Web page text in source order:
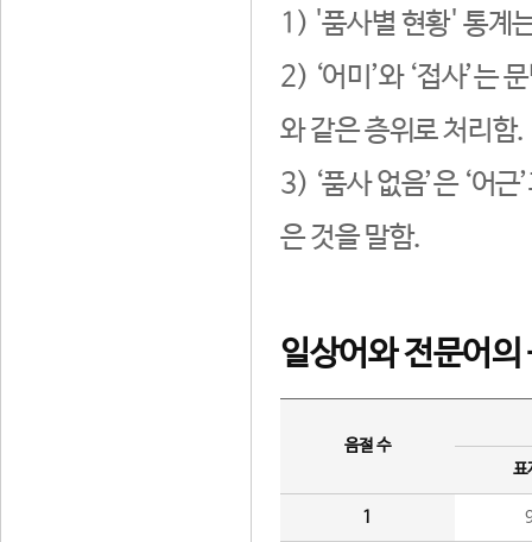
1) '품사별 현황' 통계
2) ‘어미’와 ‘접사’는
와 같은 층위로 처리함.
3) ‘품사 없음’은 ‘어
은 것을 말함.
일상어와 전문어의
음절 수
표
1